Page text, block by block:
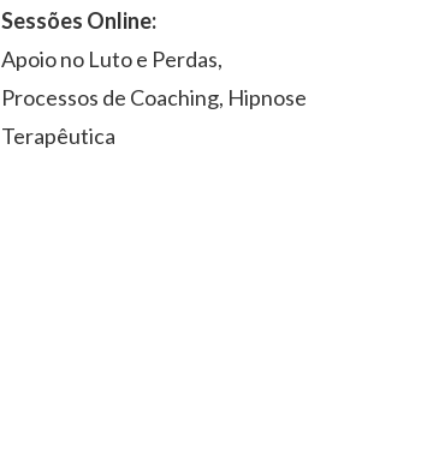
Sessões Online:
Apoio no Luto e Perdas,
Processos de Coaching, Hipnose
Terapêutica